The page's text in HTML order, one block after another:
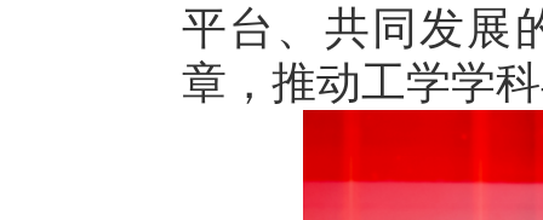
平台、共同发展
章，推动工学学